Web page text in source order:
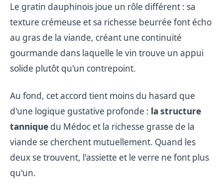
Le gratin dauphinois joue un rôle différent : sa
texture crémeuse et sa richesse beurrée font écho
au gras de la viande, créant une continuité
gourmande dans laquelle le vin trouve un appui
solide plutôt qu'un contrepoint.
Au fond, cet accord tient moins du hasard que
d'une logique gustative profonde : la structure
tannique du Médoc et la richesse grasse de la
viande se cherchent mutuellement. Quand les
deux se trouvent, l'assiette et le verre ne font plus
qu'un.